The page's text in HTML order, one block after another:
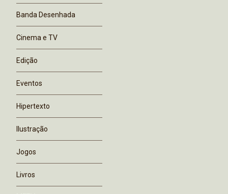
Banda Desenhada
Cinema e TV
Edição
Eventos
Hipertexto
Ilustração
Jogos
Livros